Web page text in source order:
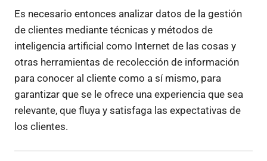
Es necesario entonces analizar datos de la gestión
de clientes mediante técnicas y métodos de
inteligencia artificial como Internet de las cosas y
otras herramientas de recolección de información
para conocer al cliente como a sí mismo, para
garantizar que se le ofrece una experiencia que sea
relevante, que fluya y satisfaga las expectativas de
los clientes.